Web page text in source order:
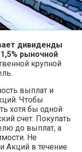
дивиденды
рыночной
крупной
выплат и
Чтобы
хотя бы одной
счет. Покупать
до выплат, а
Не
Акций в течение